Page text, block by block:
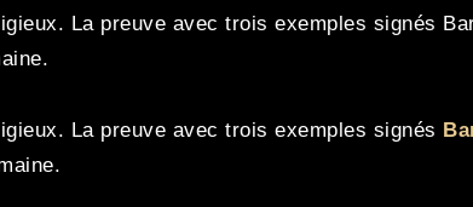
La preuve avec trois exemples signés
La preuve avec trois exemples signés